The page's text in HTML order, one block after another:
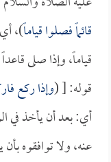
قائماً فصلوا قياماً)،
قياماً، وإذا صلى
قوله: [ (وإذا ركع
أي: بعد أن يأخذ في
عنه، ولا توافقوه